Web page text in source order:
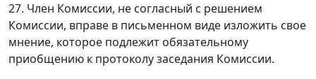
27. Член Комиссии, не согласный с решением
Комиссии, вправе в письменном виде изложить свое
мнение, которое подлежит обязательному
приобщению к протоколу заседания Комиссии.